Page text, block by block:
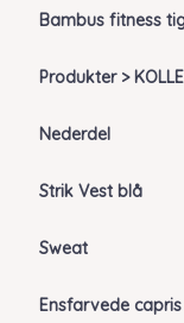
Bambus fitness
Produkter >
Nederdel
Strik Vest blå
Sweat
Ensfarvede capris